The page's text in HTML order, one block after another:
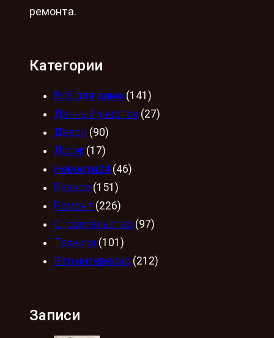
ремонта.
Категории
Всё для дома (141)
Дачный участок (27)
Двери (90)
Досуг (17)
Новости24 (46)
Разное (151)
Ремонт (226)
Строительство (97)
Техника (101)
Это интересно (212)
Записи